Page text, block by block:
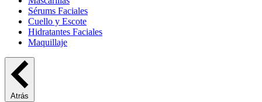
Sérums Faciales
Cuello y Escote
Hidratantes Faciales
Maquillaje
Atrás